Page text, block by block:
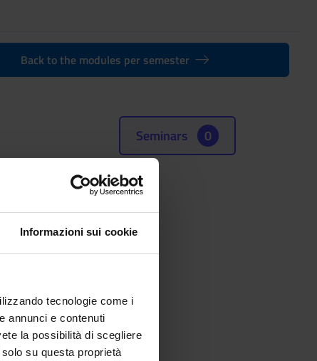
Informazioni sui cookie
tecnologie come i
annunci e contenuti
la possibilità di scegliere
su questa proprietà
Back to the modules per semester
Seminars 0